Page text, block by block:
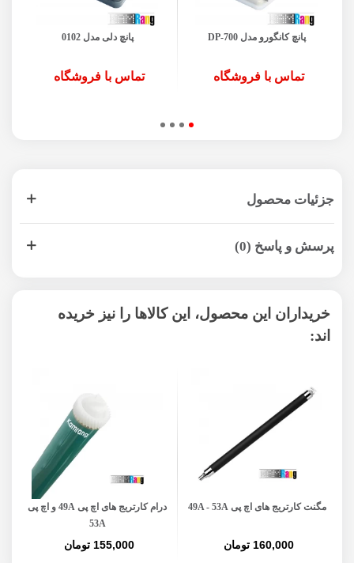
پانچ کانگورو مدل DP-700
تماس با فروشگاه
پانچ دلی مدل 0102
تماس با فروشگاه
جزئیات محصول
پرسش و پاسخ (0)
خریداران این محصول، این کالاها را نیز خریده
اند:
مگنت کارتریج های اچ پی 49A - 53A
160,000 تومان
درام کارتریج های اچ پی 49A و اچ پی
53A
155,000 تومان